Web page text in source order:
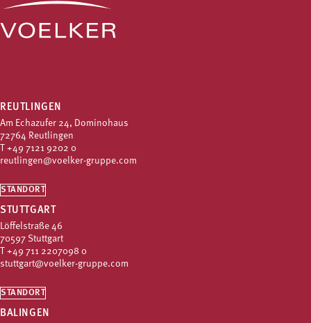
REUTLINGEN
Am Echazufer 24, Dominohaus
72764 Reutlingen
+49 7121 9202 0
reutlingen@voelker-gruppe.com
STANDORT
STUTTGART
Löffelstraße 46
70597 Stuttgart
+49 711 2207098 0
stuttgart@voelker-gruppe.com
STANDORT
BALINGEN